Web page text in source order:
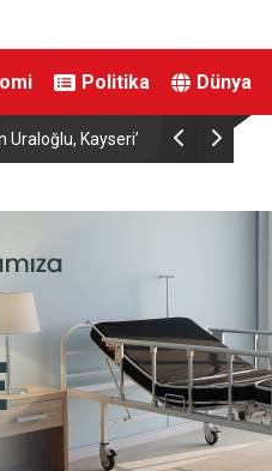
Politika Dünya
İnegöl’de